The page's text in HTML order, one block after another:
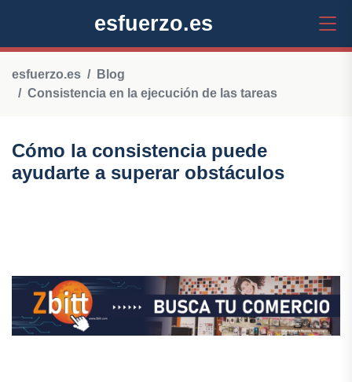
esfuerzo.es
esfuerzo.es
Blog
Consistencia en la ejecución de las tareas
Cómo la consistencia puede
ayudarte a superar obstáculos